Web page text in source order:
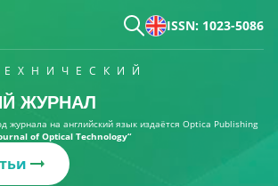
ISSN: 1023-5086
ЖУРНАЛ
журнала на английский язык издаётся Optica Publishing
of Optical Technology“